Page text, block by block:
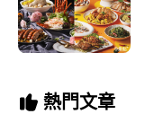
熱門文章